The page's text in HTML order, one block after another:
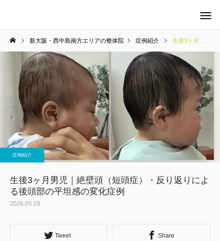
当院の料金について
新大阪・西中島南方エリアの整体院 症例紹介 生後3ヶ月男児｜絶壁頭（短頭症）・反り返りによる後頭部の平坦感の変化症例
症例紹介
生後3ヶ月男児｜絶壁頭（短頭症）・反り返りによ
る後頭部の平坦感の変化症例
2026.05.28
Tweet Share